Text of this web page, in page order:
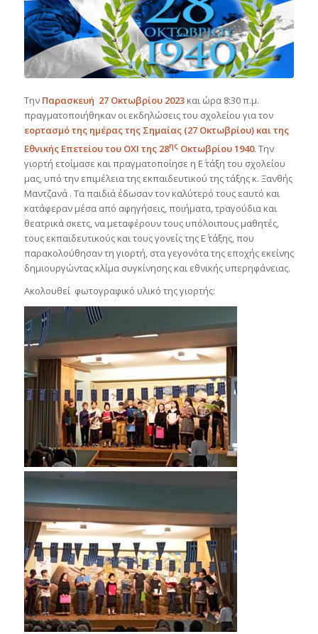
Την Παρασκευή 27 Οκτωβρίου 2023και ώρα 8:30 π.μ.
πραγματοποιήθηκαν οι εκδηλώσεις του σχολείου για τον
εορτασμό της ημέρας της Σημαίας (27 Οκτωβρίου) και της
Εθνικής Επετείου του ΟΧΙ της 28ηςΟκτωβρίου 1940. Την
γιορτή ετοίμασε και πραγματοποίησε η Ε΄ τάξη του σχολείου
μας, υπό την επιμέλεια της εκπαιδευτικού της τάξης κ. Ξανθής
Μαντζανά . Τα παιδιά έδωσαν τον καλύτερό τους εαυτό και
κατάφεραν μέσα από αφηγήσεις, ποιήματα, τραγούδια και
θεατρικά σκετς, να μεταφέρουν τους υπόλοιπους μαθητές,
τους εκπαιδευτικούς και τους γονείς της Ε΄ τάξης, που
παρακολούθησαν τη γιορτή, στα γεγονότα της εποχής εκείνης
δημιουργώντας κλίμα συγκίνησης και εθνικής υπερηφάνειας.
Ακολουθεί φωτογραφικό υλικό της γιορτής: